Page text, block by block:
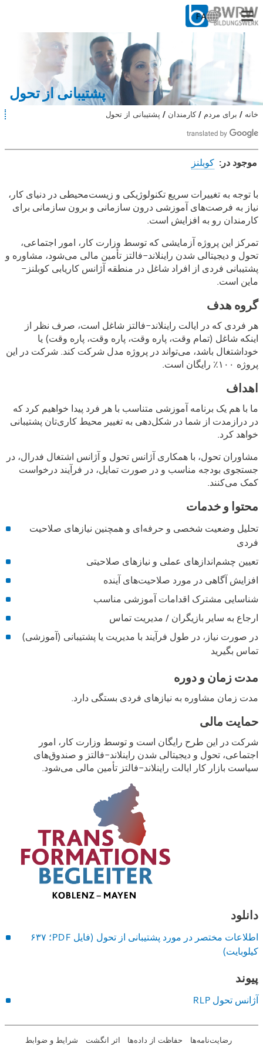
ا
ز
ب
ن
:
FA
پشتیبانی از تحول
برای مردم
برای شرکت‌ها
از ما
در سایت
ش
ا
ا
ن
ه
س
ت
:
خانه برای مردم کارمندان پشتیبانی از تحول
موجود در: کوبلنز
پشتیبانی
از
تحول
با توجه به تغییرات سریع تکنولوژیکی و زیست‌محیطی در دنیای کار،
نیاز به فرصت‌های آموزشی درون سازمانی و برون سازمانی برای
کارمندان رو به افزایش است.
تمرکز این پروژه آزمایشی که توسط وزارت کار، امور اجتماعی،
تحول و دیجیتالی شدن راینلاند-فالتز تأمین مالی می‌شود، مشاوره و
پشتیبانی فردی از افراد شاغل در منطقه آژانس کاریابی کوبلنز-
ماین است.
گروه هدف
هر فردی که در ایالت راینلاند-فالتز شاغل است، صرف نظر از
اینکه شاغل (تمام وقت، پاره وقت، پاره وقت، پاره وقت) یا
خوداشتغال باشد، می‌تواند در پروژه مدل شرکت کند. شرکت در این
پروژه ۱۰۰٪ رایگان است.
اهداف
ما با هم یک برنامه آموزشی متناسب با هر فرد پیدا خواهیم کرد که
در درازمدت از شما در شکل‌دهی به تغییر محیط کاری‌تان پشتیبانی
خواهد کرد.
مشاوران تحول، با همکاری آژانس تحول و آژانس اشتغال فدرال، در
جستجوی بودجه مناسب و در صورت تمایل، در فرآیند درخواست
کمک می‌کنند.
محتوا و خدمات
تحلیل وضعیت شخصی و حرفه‌ای و همچنین نیازهای صلاحیت
فردی
تعیین چشم‌اندازهای عملی و نیازهای صلاحیتی
افزایش آگاهی در مورد صلاحیت‌های آینده
شناسایی مشترک اقدامات آموزشی مناسب
ارجاع به سایر بازیگران / مدیریت تماس
در صورت نیاز، در طول فرآیند با مدیریت یا پشتیبانی (آموزشی)
تماس بگیرید
مدت زمان و دوره
مدت زمان مشاوره به نیازهای فردی بستگی دارد.
حمایت مالی
شرکت در این طرح رایگان است و توسط وزارت کار، امور
اجتماعی، تحول و دیجیتالی شدن راینلاند-فالتز و صندوق‌های
سیاست بازار کار ایالت راینلاند-فالتز تأمین مالی می‌شود.
دانلود
اطلاعات مختصر در مورد پشتیبانی از تحول (فایل PDF؛ ۶۳۷
کیلوبایت)
پیوند
آژانس تحول RLP
رضایت‌نامه‌ها حفاظت از داده‌ها اثر انگشت شرایط و ضوابط